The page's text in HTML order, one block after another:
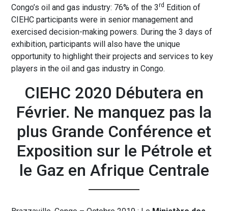
Congo’s oil and gas industry: 76% of the 3rd Edition of
CIEHC participants were in senior management and
exercised decision-making powers. During the 3 days of
exhibition, participants will also have the unique
opportunity to highlight their projects and services to key
players in the oil and gas industry in Congo.
CIEHC 2020 Débutera en
Février. Ne manquez pas la
plus Grande Conférence et
Exposition sur le Pétrole et
le Gaz en Afrique Centrale